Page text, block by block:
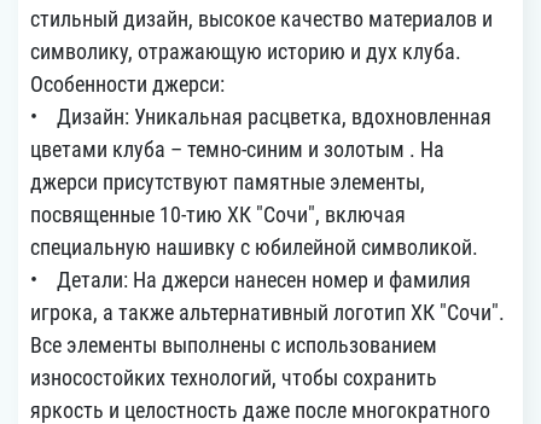
стильный дизайн, высокое качество материалов и
символику, отражающую историю и дух клуба.
Особенности джерси:
• Дизайн: Уникальная расцветка, вдохновленная
цветами клуба – темно-синим и золотым . На
джерси присутствуют памятные элементы,
посвященные 10-тию ХК "Сочи", включая
специальную нашивку с юбилейной символикой.
• Детали: На джерси нанесен номер и фамилия
игрока, а также альтернативный логотип ХК "Сочи".
Все элементы выполнены с использованием
износостойких технологий, чтобы сохранить
яркость и целостность даже после многократного